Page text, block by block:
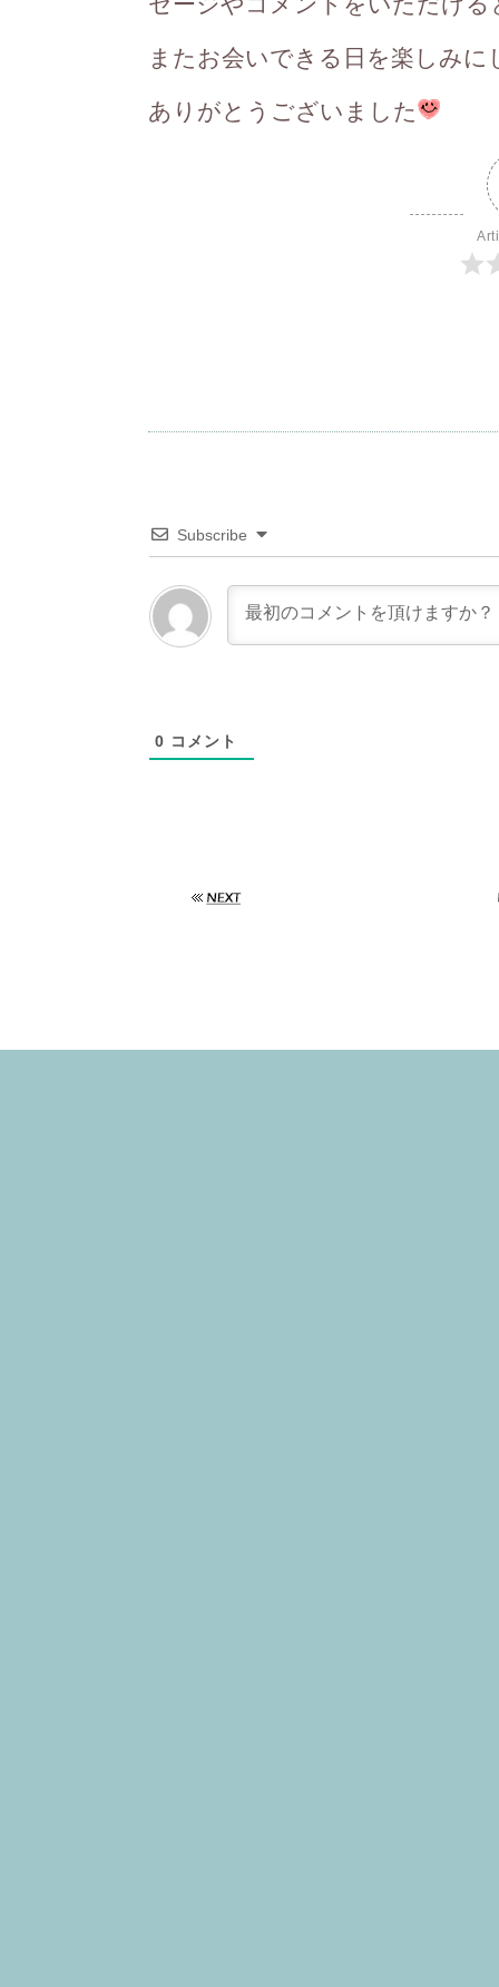
またお会いできる日を楽しみに
ありがとうございました
Subscribe
0 コメント